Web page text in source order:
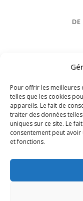
Pour offrir les meilleures
telles que les cookies
appareils. Le fait de
traiter des données
uniques sur ce site. Le
consentement peut
et fonctions.
DOLLA-VIAL –